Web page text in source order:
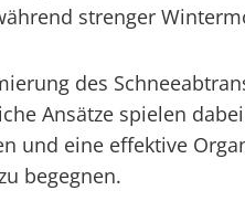
strenger
des
Ansätze spielen
und eine effektive
begegnen.